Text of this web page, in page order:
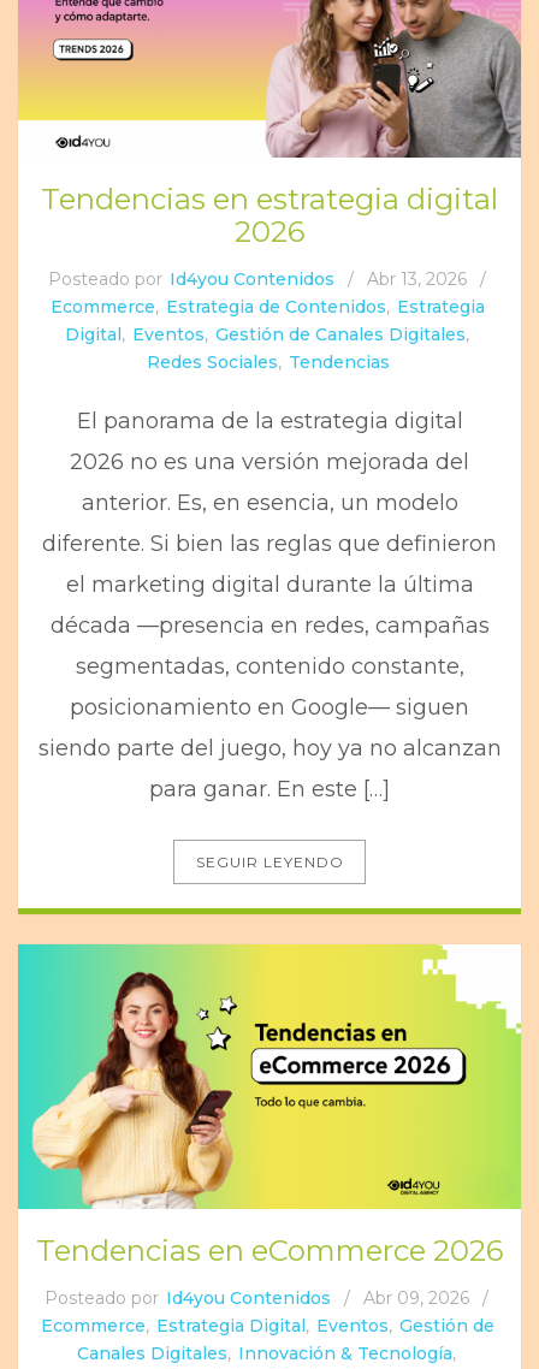
Tendencias en estrategia digital
2026
Posteado por Id4you Contenidos / Abr 13, 2026
/
Ecommerce, Estrategia de Contenidos, Estrategia
Digital, Eventos, Gestión de Canales Digitales,
Redes Sociales, Tendencias
El panorama de la estrategia digital
2026 no es una versión mejorada del
anterior. Es, en esencia, un modelo
diferente. Si bien las reglas que definieron
el marketing digital durante la última
década —presencia en redes, campañas
segmentadas, contenido constante,
posicionamiento en Google— siguen
siendo parte del juego, hoy ya no alcanzan
para ganar. En este […]
SEGUIR LEYENDO
Tendencias en eCommerce 2026
Posteado por Id4you Contenidos / Abr 09, 2026
/
Ecommerce, Estrategia Digital, Eventos, Gestión de
Canales Digitales, Innovación & Tecnología,